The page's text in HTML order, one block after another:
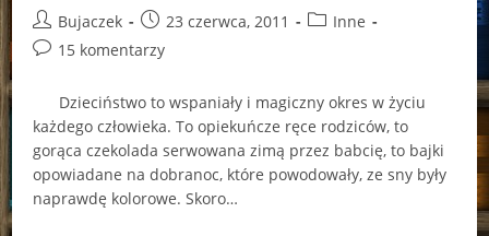
Post
author:
Bujaczek
Post
published:
23 czerwca, 2011
PostInne
Post15 komentarzy
Dzieciństwo to wspaniały i magiczny okres w życiu
każdego człowieka. To opiekuńcze ręce rodziców, to
gorąca czekolada serwowana zimą przez babcię, to bajki
opowiadane na dobranoc, które powodowały, ze sny były
naprawdę kolorowe. Skoro…